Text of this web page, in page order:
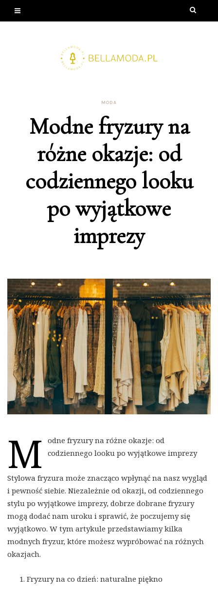
MODA
Modne fryzury na
różne okazje: od
codziennego looku
po wyjątkowe
imprezy
M
odne fryzury na różne okazje: od
codziennego looku po wyjątkowe imprezy
Stylowa fryzura może znacząco wpłynąć na nasz wygląd
i pewność siebie. Niezależnie od okazji, od codziennego
stylu po wyjątkowe imprezy, dobrze dobrane fryzury
mogą dodać nam uroku i sprawić, że poczujemy się
wyjątkowo. W tym artykule przedstawiamy kilka
modnych fryzur, które możesz wypróbować na różnych
okazjach.
Fryzury na co dzień: naturalne piękno